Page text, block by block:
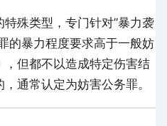
殊类型，专门针对”暴力袭
的暴力程度要求高于一般妨
但都不以造成特定伤害结
通常认定为妨害公务罪。